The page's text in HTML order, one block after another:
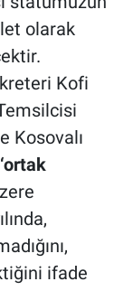
olarak
Kofi
Kosovalı
‘ortak
ifade